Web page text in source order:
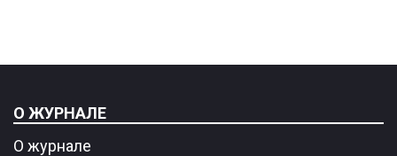
О ЖУРНАЛЕ
О журнале